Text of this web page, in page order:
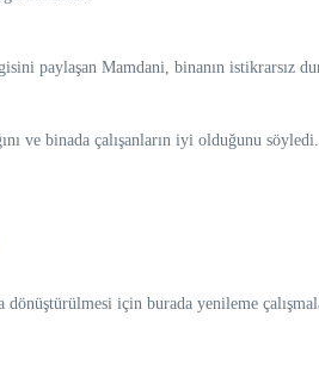
paylaşan Mamdani, binanın istikrarsız
ve binada çalışanların iyi olduğunu söyledi.
için burada yenileme